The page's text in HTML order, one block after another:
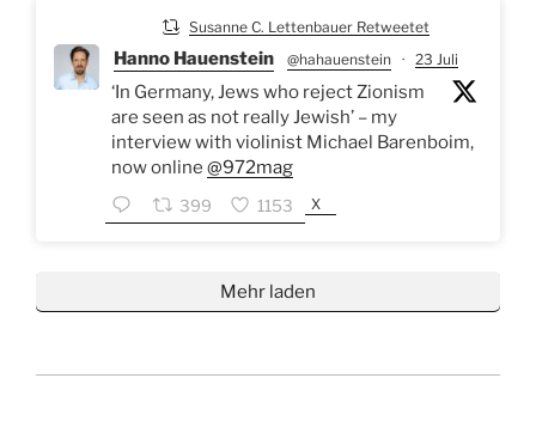
Susanne C. Lettenbauer Retweetet
Hanno Hauenstein @hahauenstein · 23 Juli
‘In Germany, Jews who reject Zionism
are seen as not really Jewish’ – my
interview with violinist Michael Barenboim,
now online @972mag
399 1153 X
Mehr laden